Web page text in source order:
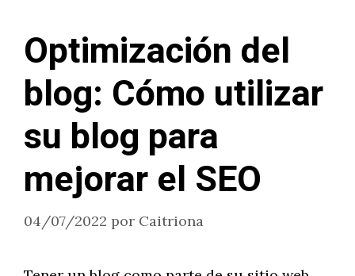
Optimización del
blog: Cómo utilizar
su blog para
mejorar el SEO
04/07/2022 por Caitriona